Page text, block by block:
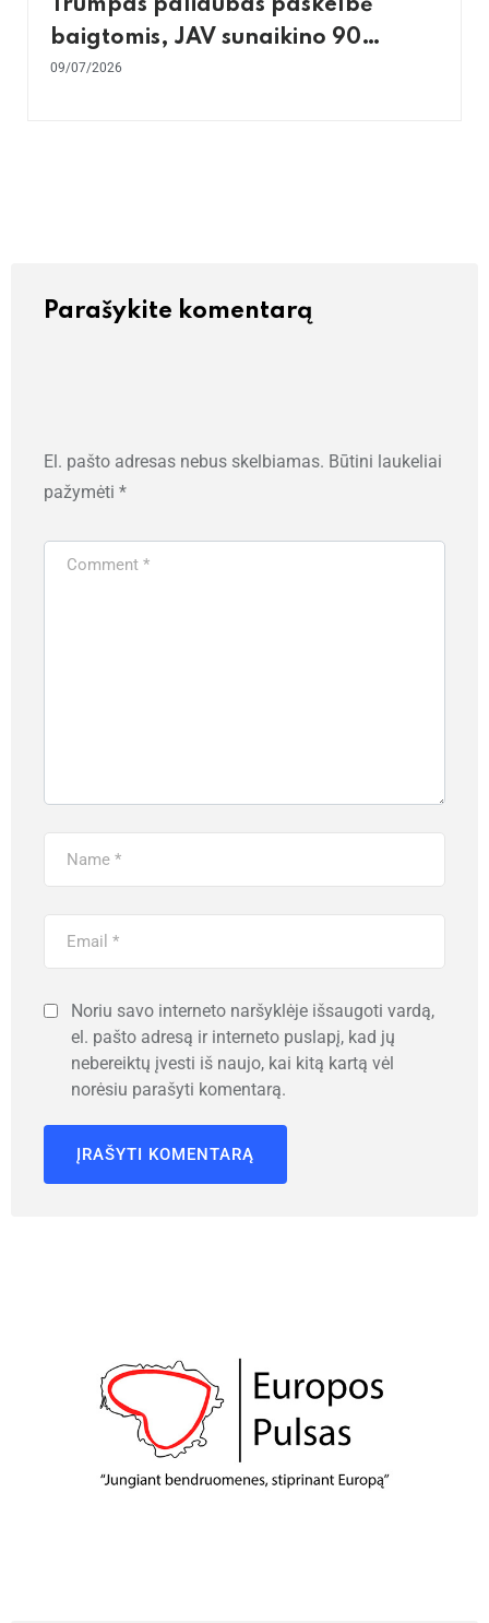
Trumpas paliaubas paskelbė
baigtomis, JAV sunaikino 90
karinių taikinių Irane
09/07/2026
Parašykite komentarą
El. pašto adresas nebus skelbiamas. Būtini laukeliai
pažymėti *
Noriu savo interneto naršyklėje išsaugoti vardą,
el. pašto adresą ir interneto puslapį, kad jų
nebereiktų įvesti iš naujo, kai kitą kartą vėl
norėsiu parašyti komentarą.